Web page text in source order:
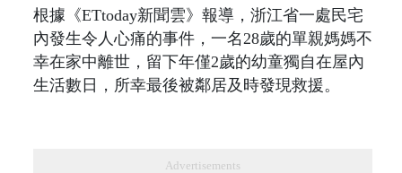
根據《ETtoday新聞雲》報導，浙江省一處民宅
內發生令人心痛的事件，一名28歲的單親媽媽不
幸在家中離世，留下年僅2歲的幼童獨自在屋內
生活數日，所幸最後被鄰居及時發現救援。
Advertisements